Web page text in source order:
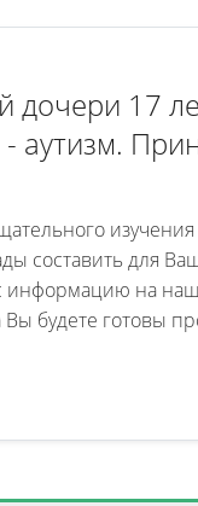
дочери 17
- аутизм.
2012г
уколов
и
мне
куда
составить для
информацию на
будете готовы